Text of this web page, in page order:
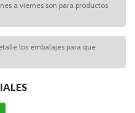
a viernes son para productos
los embalajes para que